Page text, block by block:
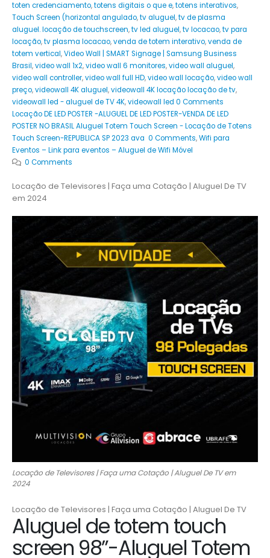
toten credenciamento,totens digitais o que e,totens interativos,
Touch Screen (horizontal angulado,tv aluguel,tv de plasma
aluguel. locação de touchscreen,tv led aluguel,tv locacao,tv para
locação,tv plasma locacao,venda de totem interativo,venda de
totem vertical,Video Wall | SMART Signage | Samsung Business
Brasil,video wall 1x2,video wall 6 monitores,video wall aluguel,
video wall controller,video wall full HD,video wall locação,video wall
preço,videowall 4K aluguel,videowall 4K locação locação de tv,
videowall led - aluguel de TV 4K,videowall led 0 Comments
Locação DE LED POSTER -ALUGUEL DE LED POSTER-VENDA DE LED
POSTER NO BRASIL Aluguel Totem Touch Screen - Locação de Totens
Touch Screen-REPUBLICA SP 2023 ava 0 Comments,Wifi para
Eventos – Link para eventos – Aluguel de Wifi Móvel
0 Comments
Locação de Televisores | Faça uma Cotação | Aluguel De TV
em 2024
Locação de Televisores | Faça uma Cotação | Aluguel De TV em
2024
Locação de Televisores | Faça uma Cotação | Aluguel De TV
Aluguel de totem touch
screen 98”-Aluguel Totem